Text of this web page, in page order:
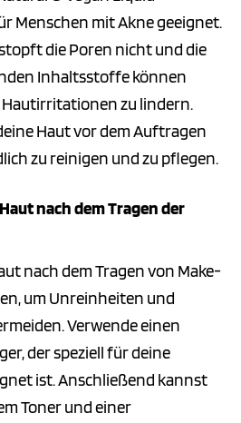
Menschen mit Akne geeignet.
die Poren nicht und die
Inhaltsstoffe können
zu lindern.
Haut vor dem Auftragen
zu reinigen und zu pflegen.
nach dem Tragen der
nach dem Tragen von Make-
um Unreinheiten und
Verwende einen
der speziell für deine
ist. Anschließend kannst
Toner und einer